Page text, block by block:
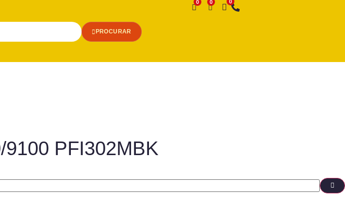
PROCURAR
Desejo
PFI302MBK